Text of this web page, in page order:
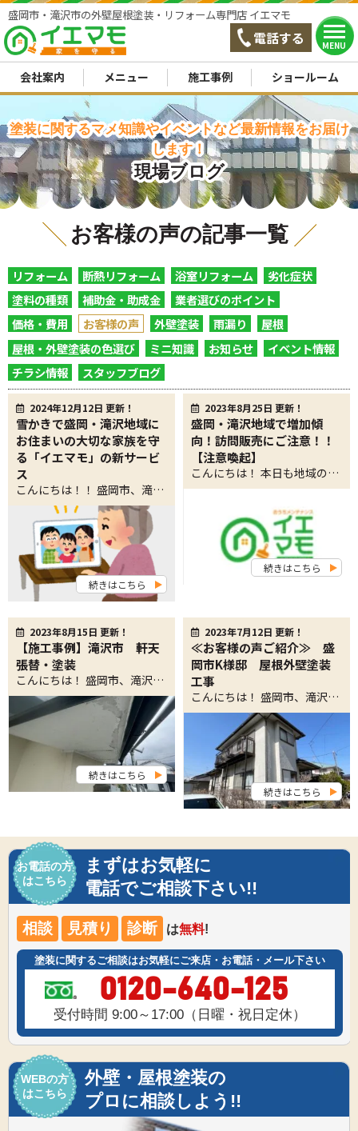
電話する MENU
盛岡市・滝沢市の外壁屋根塗装・リフォーム専門店 イエマモ
会社案内 メニュー 施工事例 ショールーム
塗装に関するマメ知識やイベントなど最新情報をお届け
します！
現場ブログ
お客様の声の記事一覧
リフォーム 断熱リフォーム 浴室リフォーム
劣化症状
塗料の種類
補助金・助成金
業者選びのポイント
価格・費用
お客様の声 外壁塗装 雨漏り
屋根
屋根・外壁塗装の色選び
ミニ知識 お知らせ
イベント情報
チラシ情報
スタッフブログ
2024年12月12日 更新！
雪かきで盛岡・滝沢地域に
お住まいの大切な家族を守
る「イエマモ」の新サービ
ス
こんにちは！！ 盛岡市、滝沢市地域密着！屋根外壁塗装・リフォーム専門店 イエマモのWEB担当です。 冬が近づき、盛岡・滝沢地域では雪が日常の一部となります。 美しい雪景色が楽しめる一方で、雪かきは地域住民、特に高齢者にとって大きな負担となります。 そんな中、私たちイエマモでは、新しい雪かきサービスを開始することにしました。 遠方にお住まいの皆さまが、盛岡や滝沢で暮らすご両親を気遣うお気持ちに応えるサービスです。 本日は、高齢者が抱える雪かきの悩みと、イエマモが提供するサービス内容をご紹介します。 【目次】 高齢者にとっての雪かきの現状・リスク イエマモの雪かきサービスの特徴 実際に利用されたお客様の声 最後に 高齢者にとっての雪かきの現状・リスク 雪かきは体力的にも大変な作業であり、高齢者にとっては特に負担が大きいものです。 考えられるリスクは次のとおりです。 転倒によるけが 雪や氷の上での作業は滑りやすく、転倒する危険性が高まります。 心臓や腰への負担 重い雪を何度も持ち上げる作業は、心臓や腰に大きな負担をかけます。特に持病がある場合には命に関わる場合も。 心理的なストレス 積雪が続くと、雪かきを「やらなければ」と感じることで心理的な負担が増します。 遠方にお住まいの息子さんや娘さんも、 「親の体が心配だけど、すぐには助けに行けない」 と感じることが多いのではないでしょうか。 イエマモの雪かきサービスの特徴 私たちのサービスは、雪かきの大変さから高齢者を解放し、 安心して冬を過ごしていただくことを目的としています。 1. 柔軟なプランをご用意 スポット対応プラン 必要なときだけ依頼できるプランです。たとえば、大雪が降った翌日や特定の作業（玄関前、駐車場など）に対応します。 定期訪問プラン 週1回や大雪予報時に事前に訪問し、計画的に雪かきを行います。特に離れた場所にお住まいのご家族におすすめです。 2. 安心のプロの作業 イエマモは長年、外壁や屋根に関する工事を通じて、家屋を守るプロフェッショナルとして地域で信頼を築いてきました。安全で効率的な雪かき方法を熟知しており、大切なご家族の住環境を守ります。 3. リーズナブルな料金設定 スポット対応プラン：作業員2名30分5,000円（税込） または、1回 8,000円（税込）〜 玄関前や駐車場を目安とした作業範囲です。追加作業やお時間のご指定などがある場合は別途料金が発生します。 定期訪問プラン：月額 20,000円（税込）〜 週1回訪問（玄関前と駐車場）の場合の料金です。訪問頻度や範囲によってカスタマイズ可能です。 4. 遠方にお住まいの方でも安心の報告体制 作業後には写真付きの報告をLINEやメールで送付します。 ご両親の住環境がしっかりケアされていることを確認でき、離れていても安心です。 実際に利用されたお客様の声 滝沢市在住のお母様に代わり依頼された盛岡市のH様（40代） 母が一人暮らしで雪かきに困っていましたが、イエマモさんの定期訪問プランのおかげで今年の冬は安心です。写真で作業の様子も見られるので、本当に助かっています！ 盛岡市在住のご夫婦に代わり仙台市から依頼されたT様（30代） 雪が降るたびに両親のことが気になっていましたが、こちらのサービスを知ってすぐに申し込みました。電話の対応も親切で信頼できました。 お問い合わせ・お申し込み方法 雪かきサービスはすでに受付を開始しています！ お申し込みやご相談は以下の方法でお気軽にどうぞ： 電話：0120-640-125（受付時間：平日9:00〜18:00） メール：info@iemamo.jp LINE：QRコードで簡単登録！ 最後に 雪かきの負担を軽減することで、 高齢者の皆さまが安全で快適な冬を過ごせるようにしたい。 それが、私たちイエマモの願いです。 大切なご家族を思う気持ちを、ぜひ私たちのサービスで形にしてください。 この冬、ご両親の暮らしに安心をプラスするために、 イエマモの雪かきサービスをぜひご検討ください。 屋根外壁塗装・リフォーム専門店 イエマモは、盛岡市・滝沢市の地域の皆様に貢献してまいります！ 住所： 岩手県盛岡市みたけ３丁目１８－３１ 店舗A 営業時間： ９：００ ～ １７：００（月～土） TEL： ０１２０－６４０－１２５ Webフォーム：公式サイトより24時間受付中 地域の皆様のご来店・お問合せを、スタッフ一同お待ちしております！！ 【お問合せ】はこちらをクリック☆ 【施工事例】はこちらをクリック☆ 【お客様の声】はこちらをクリック☆
続きはこちら
2023年8月25日 更新！
盛岡・滝沢地域で増加傾
向！訪問販売にご注意！！
【注意喚起】
こんにちは！ 本日も地域の皆さまへ、お役立ち情報をお届けします！ 盛岡市、滝沢市地域密着！屋根外壁塗装専門店 イエマモのWEB担当です(^_^)/ 本日は、盛岡・滝沢地域で最近増加傾向にある「訪問販売」について、お話していきます。 お客様からのご相談 先日工事を行った滝沢市のI様。 軒天交換・塗装工事と雪止めネット設置工事を行いました。 I様がイエマモにご相談されたきっかけは、 「突然、塗装会社が訪問してきたから」とのことでした。 「軒天から雨が入っていますよ！」 「軒天をすべて塗装しないと柱が腐ってしまい、何百万もの損害が出てしまいます！！」 さらには 「屋根もひどい状況なので、塗装が必要です！！！」 突然訪問され、こんなことを言われてしまうと、 どなたでも慌ててしまうことでしょう。 弊社の診断結果は 弊社がI様邸を調査した結果、 軒天は表面の塗膜が経年劣化により剥がれていただけ。 屋根はまだ数年は塗装の必要が無いような状況でした。 訪問販売業者の言っているような状況では全く無かったのです。 トラブルについての報告 国民生活センターやリフォーム産業新聞で 下記のようなトラブルの注意喚起や報告がなされております。 訪問販売によるリフォーム工事・点検商法 訪問トラブル、3年で25％増 1000万円の断熱リフォーム詐欺も 悪質な訪問販売によるトラブルが増え続けるこの状況に、 我々も非常に憂慮しております。 盛岡・滝沢にお住まいのみなさま。 ＼悪徳な訪問販売業者には、何卒お気をつけ下さい！！／ 「あれ？？そういえば最近うちにもこんな感じの訪問販売が来たっけ。 本当に工事が必要なのかな？？」 怪しい訪問販売にお心当たりのある方、我々が正しい診断を行います！ ぜひお気軽に弊社へお問合せください(^^)/ 屋根外壁塗装専門店 イエマモは、盛岡市・滝沢市の地域の皆様に貢献してまいります！ 住所： 岩手県盛岡市みたけ３丁目１８－３１ 店舗A 営業時間： ９：００ ～ １７：００（月～土） TEL： ０１２０－６４０－１２５ 地域の皆様のご来店・お問合せを、スタッフ一同お待ちしております！！ 【お問合せ】はこちらをクリック☆ 【施工事例】はこちらをクリック☆ 【お客様の声】はこちらをクリック☆
続きはこちら
2023年8月15日 更新！
【施工事例】滝沢市 軒天
張替・塗装
こんにちは！ 盛岡市、滝沢市地域密着！屋根外壁塗装専門店 イエマモのWEB担当です(^_^)/ 本日は、軒天井（のきてんじょう）の交換工事を行いましたので 施工事例としてご紹介いたします！ 軒天上交換のご相談内容 今回の工事内容は、 ・スノーネット３台の取り付け ・軒天上の張り替え ・軒天上の塗装 こちらの作業を行い、 作業時間は数時間ほどで無事完了しました！ 施工前→施工後 これが・・・・・ こうなりました！ とても綺麗な仕上がりになりました
続きはこちら
2023年7月12日 更新！
≪お客様の声ご紹介≫ 盛
岡市K様邸 屋根外壁塗装
工事
こんにちは！ 盛岡市、滝沢市地域密着！屋根外壁塗装専門店 イエマモのWEB担当です！ 本日は、弊社で屋根外壁塗装工事を行った 盛岡市K様の施工後の感想についてご紹介したいと思います！ K様は 屋根塗料 関西ペイント スーパーフッソハイブリッド 外壁塗料 アステック 超低汚染リファイン1000MF-IR を使用して施工いたしました！ 施工前と施工後 施工前の外壁は、汚れがあり表面の劣化もみられました。 屋根は塗装が剥がれ、雨樋がサビていました。 施工後 外壁がきれいに生まれ変わりました！ 雨樋もピカピカですね！ 屋根も反射するほど輝いています。 K様邸、施工事例はこちらです！ 施工後のアンケート 施工後、K様から 「予定外のところまでキレイにしていただき感謝しております。 何かありましたらまたお願いします」 とのご感想をいただきました！ K様、この度は誠にありがとうございました！ これからも末永くよろしくお願いします！ 盛岡市、滝沢市地域密着！屋根外壁塗装専門店 イエマモ は地域No.1の屋根外壁塗装専門店を目指します！ お家の塗装のことなら、どんなことでもお気軽にお問合せください(^^)/ 岩手県初☆屋根外壁塗装専門店ショールームはこちら↓ 住所： 岩手県盛岡市みたけ３丁目１８－３１ 店舗A 営業時間： ９：００ ～ １７：００（月～土） TEL： ０１２０－６４０－１２５ 地域の皆様のご来店・お問合せを、スタッフ一同お待ちしております！！ 【お問合せ】はこちらをクリック☆ 【施工事例】はこちらをクリック☆ 【お客様の声】はこちらをクリック☆
続きはこちら
お電話の方
はこちら
まずはお気軽に
電話でご相談下さい!!
相談 見積り 診断 は無料!
塗装に関するご相談はお気軽にご来店・お電話・メール下さい
0120-640-125
受付時間 9:00～17:00（日曜・祝日定休）
WEBの方
はこちら
外壁・屋根塗装の
プロに相談しよう!!